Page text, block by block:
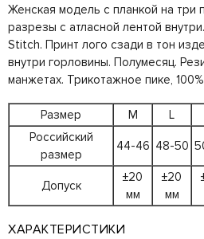
Женская модель с планкой на три
разрезы с атласной лентой
Stitch. Принт лого сзади в тон
внутри горловины. Полумесяц.
манжетах. Трикотажное пике,
Размер M L
Российский
размер
44-46 48-50
Допуск
±20
мм
±20
мм
ХАРАКТЕРИСТИКИ